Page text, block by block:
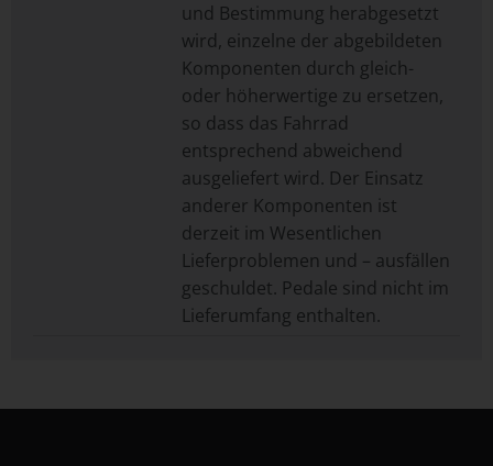
und Bestimmung herabgesetzt
wird, einzelne der abgebildeten
Komponenten durch gleich-
oder höherwertige zu ersetzen,
so dass das Fahrrad
entsprechend abweichend
ausgeliefert wird. Der Einsatz
anderer Komponenten ist
derzeit im Wesentlichen
Lieferproblemen und – ausfällen
geschuldet. Pedale sind nicht im
Lieferumfang enthalten.